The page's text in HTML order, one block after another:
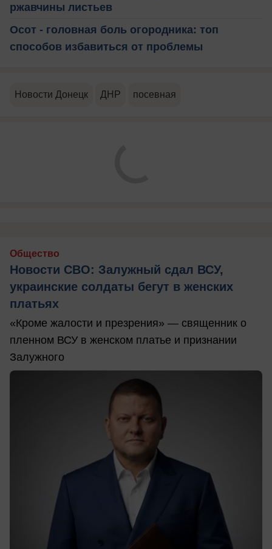
ржавчины листьев
Осот - головная боль огородника: топ
способов избавиться от проблемы
Новости Донецк ДНР посевная
Общество
Новости СВО: Залужный сдал ВСУ,
украинские солдаты бегут в женских
платьях
«Кроме жалости и презрения» — священник о
пленном ВСУ в женском платье и признании
Залужного